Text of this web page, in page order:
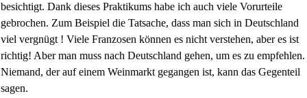
besichtigt. Dank dieses Praktikums habe ich auch viele Vorurteile
gebrochen. Zum Beispiel die Tatsache, dass man sich in Deutschland
viel vergnügt ! Viele Franzosen können es nicht verstehen, aber es ist
richtig! Aber man muss nach Deutschland gehen, um es zu empfehlen.
Niemand, der auf einem Weinmarkt gegangen ist, kann das Gegenteil
sagen.